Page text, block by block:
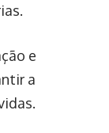
e
a